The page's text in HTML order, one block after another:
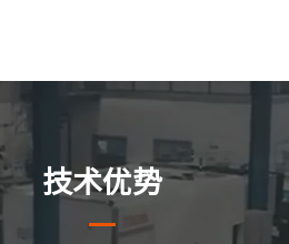
技术优势